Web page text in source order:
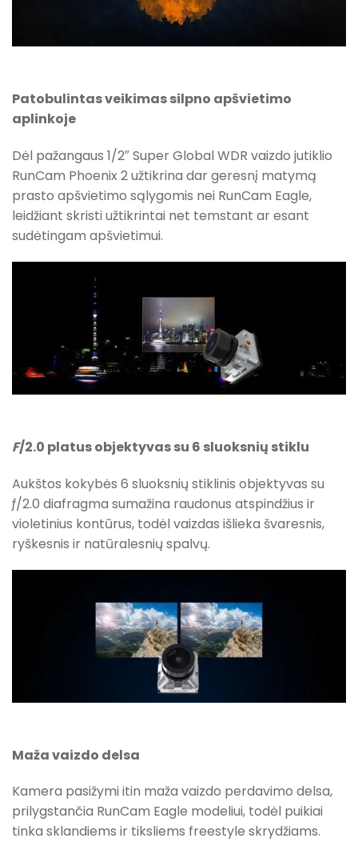
Patobulintas veikimas silpno apšvietimo
aplinkoje
Dėl pažangaus 1/2″ Super Global WDR vaizdo jutiklio
RunCam Phoenix 2 užtikrina dar geresnį matymą
prasto apšvietimo sąlygomis nei RunCam Eagle,
leidžiant skristi užtikrintai net temstant ar esant
sudėtingam apšvietimui.
F/2.0 platus objektyvas su 6 sluoksnių stiklu
Aukštos kokybės 6 sluoksnių stiklinis objektyvas su
ƒ/2.0 diafragma sumažina raudonus atspindžius ir
violetinius kontūrus, todėl vaizdas išlieka švaresnis,
ryškesnis ir natūralesnių spalvų.
Maža vaizdo delsa
Kamera pasižymi itin maža vaizdo perdavimo delsa,
prilygstančia RunCam Eagle modeliui, todėl puikiai
tinka sklandiems ir tiksliems freestyle skrydžiams.